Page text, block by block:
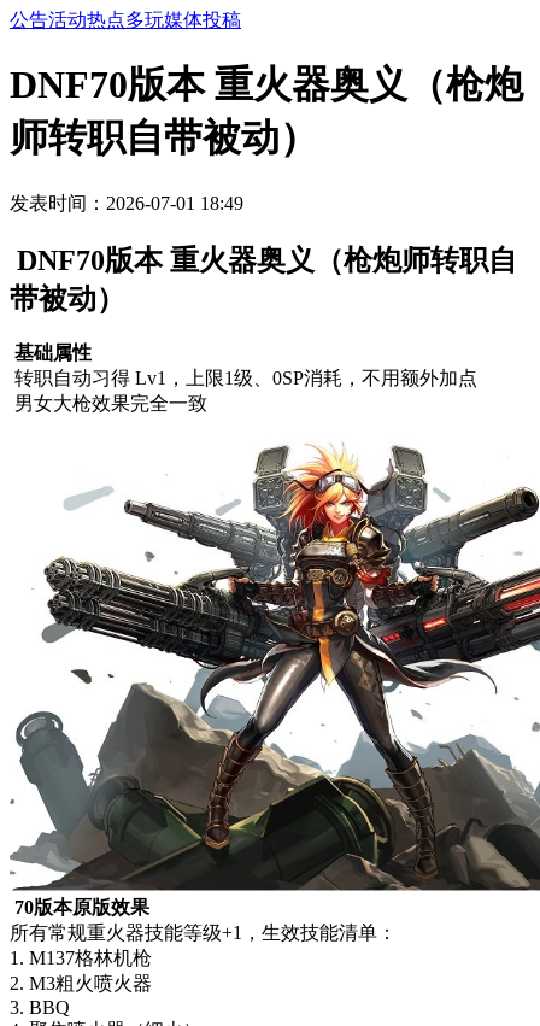
公告活动热点多玩媒体投稿
DNF70版本 重火器奥义（枪炮
师转职自带被动）
发表时间：2026-07-01 18:49
DNF70版本 重火器奥义（枪炮师转职自
带被动）
基础属性
转职自动习得 Lv1，上限1级、0SP消耗，不用额外加点
男女大枪效果完全一致
70版本原版效果
所有常规重火器技能等级+1，生效技能清单：
1. M137格林机枪
2. M3粗火喷火器
3. BBQ